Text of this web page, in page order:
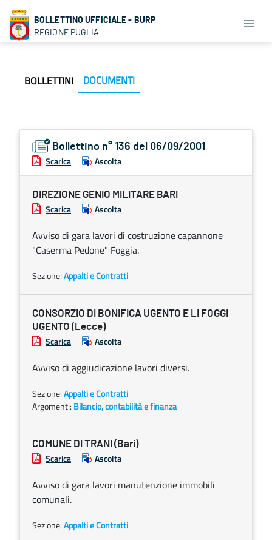
BOLLETTINO UFFICIALE - BURP
REGIONE PUGLIA
BOLLETTINI DOCUMENTI
Bollettino n° 136 del 06/09/2001
Scarica Ascolta
DIREZIONE GENIO MILITARE BARI
Scarica Ascolta
Avviso di gara lavori di costruzione capannone
"Caserma Pedone" Foggia.
Sezione:Appalti e Contratti
CONSORZIO DI BONIFICA UGENTO E LI FOGGI
UGENTO (Lecce)
Scarica Ascolta
Avviso di aggiudicazione lavori diversi.
Sezione:Appalti e Contratti
Argomenti: Bilancio, contabilità e finanza
COMUNE DI TRANI (Bari)
Scarica Ascolta
Avviso di gara lavori manutenzione immobili
comunali.
Sezione:Appalti e Contratti